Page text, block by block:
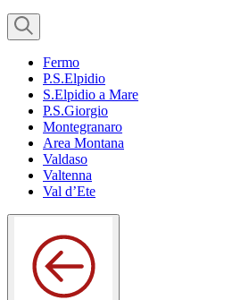
Fermo
P.S.Elpidio
S.Elpidio a Mare
P.S.Giorgio
Montegranaro
Area Montana
Valdaso
Valtenna
Val d’Ete